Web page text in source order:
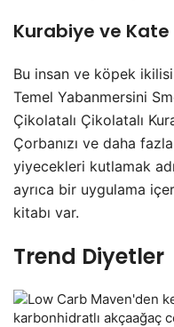
Kurabiye ve Kate
Bu insan ve köpek
Temel Yabanmersini
Çikolatalı Çikolatalı
Çorbanızı ve daha
yiyecekleri kutlamak
ayrıca bir uygulama
kitabı var.
Trend Diyetler